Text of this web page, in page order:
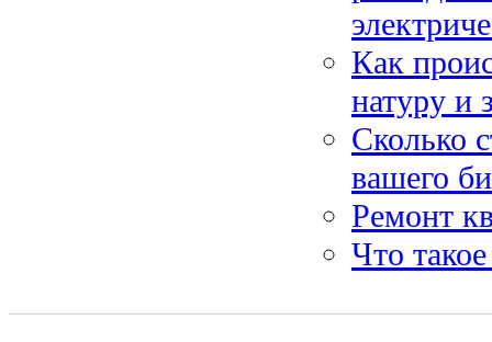
Как
натуру и
Сколько
вашего
Ремонт
Что